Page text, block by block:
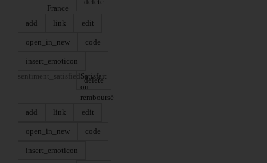
France
add
link edit
open_in_new code
insert_emoticon
delete
sentiment_satisfied Satisfait
ou
remboursé
add
link edit
open_in_new code
insert_emoticon